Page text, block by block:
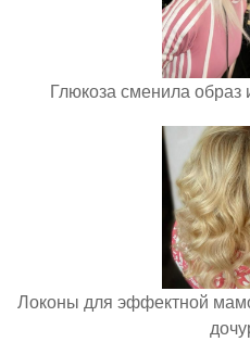
Глюкоза сменила образ
Локоны для эффектной